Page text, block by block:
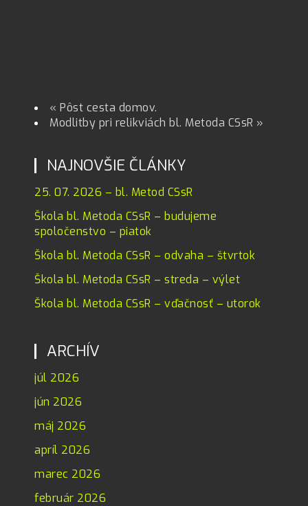
« Pôst cesta domov.
Modlitby pri relikviách bl. Metoda CSsR »
NAJNOVŠIE ČLÁNKY
25. 07. 2026 – bl. Metod CSsR
Škola bl. Metoda CSsR – budujeme
spoločenstvo – piatok
Škola bl. Metoda CSsR – odvaha – štvrtok
Škola bl. Metoda CSsR – streda – výlet
Škola bl. Metoda CSsR – vďačnosť – utorok
ARCHÍV
júl 2026
jún 2026
máj 2026
apríl 2026
marec 2026
február 2026